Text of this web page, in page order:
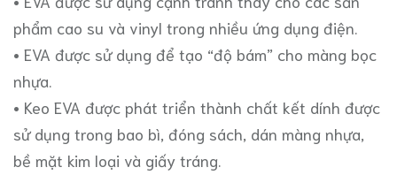
phẩm cao su và vinyl trong nhiều ứng dụng điện.
• EVA được sử dụng để tạo “độ bám” cho màng bọc
nhựa.
• Keo EVA được phát triển thành chất kết dính được
sử dụng trong bao bì, đóng sách, dán màng nhựa,
bề mặt kim loại và giấy tráng.